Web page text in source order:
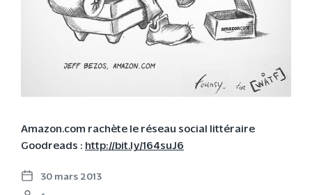
Amazon.com rachète le réseau social littéraire
Goodreads : http://bit.ly/164suJ6
P
30 mars 2013